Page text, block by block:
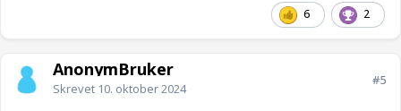
6 2
AnonymBruker
Skrevet 10. oktober 2024
#5